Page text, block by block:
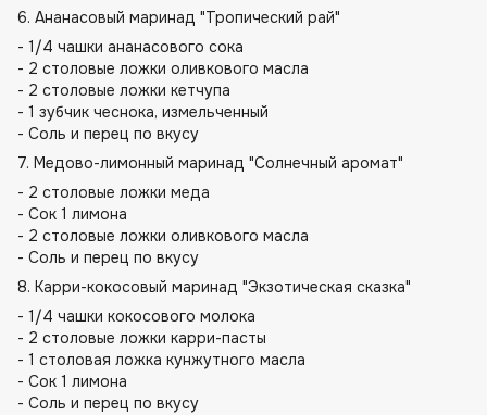
6. Ананасовый маринад "Тропический рай"
- 1/4 чашки ананасового сока
- 2 столовые ложки оливкового масла
- 2 столовые ложки кетчупа
- 1 зубчик чеснока, измельченный
- Соль и перец по вкусу
7. Медово-лимонный маринад "Солнечный аромат"
- 2 столовые ложки меда
- Сок 1 лимона
- 2 столовые ложки оливкового масла
- Соль и перец по вкусу
8. Карри-кокосовый маринад "Экзотическая сказка"
- 1/4 чашки кокосового молока
- 2 столовые ложки карри-пасты
- 1 столовая ложка кунжутного масла
- Сок 1 лимона
- Соль и перец по вкусу